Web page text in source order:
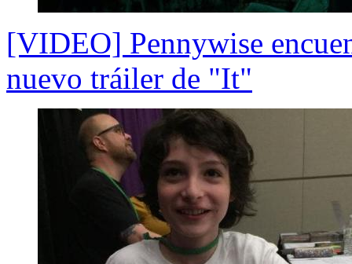
[VIDEO] Pennywise
nuevo tráiler de "It"